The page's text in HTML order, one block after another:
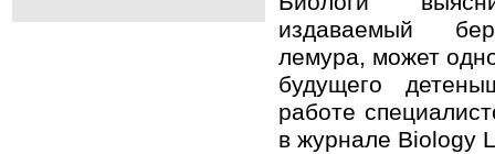
издаваемый
лемура, может
будущего
работе
в журнале Biology